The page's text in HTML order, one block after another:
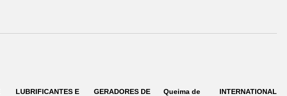
LUBRIFICANTES E
GERADORES DE
Queima de
INTERNATIONAL